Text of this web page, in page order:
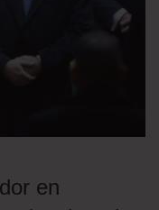
en